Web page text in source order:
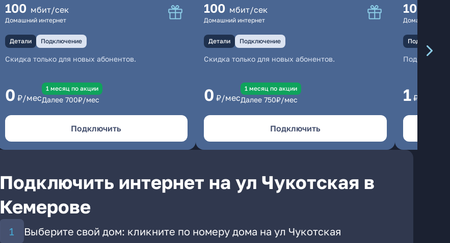
100 мбит/сек
Домашний интернет
Детали Подключение
Скидка только для новых абонентов.
0 ₽/мес
1 месяц по акции
Далее 700₽/мес
Подключить
100 мбит/сек
Домашний интернет
Детали Подключение
Скидка только для новых абонентов.
0 ₽/мес
1 месяц по акции
Далее 750₽/мес
Подключить
100
Домашний
Подключение
1 ₽/мес
Подключить интернет на ул Чукотская в
Кемерове
Выберите свой дом: кликните по номеру дома на ул Чукотская